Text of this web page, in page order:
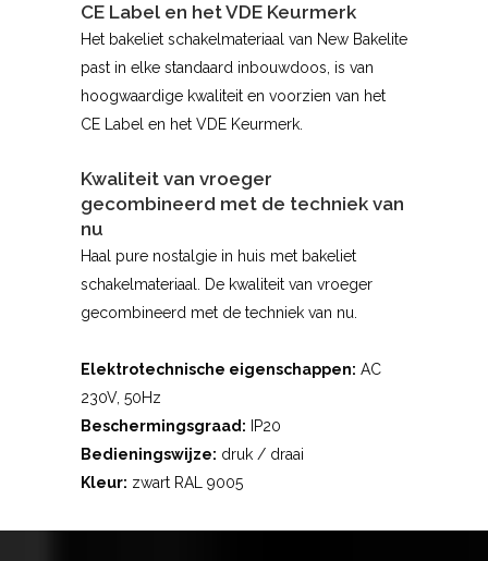
CE Label en het VDE Keurmerk
Het bakeliet schakelmateriaal van New Bakelite
past in elke standaard inbouwdoos, is van
hoogwaardige kwaliteit en voorzien van het
CE Label en het VDE Keurmerk.
Kwaliteit van vroeger
gecombineerd met de techniek van
nu
Haal pure nostalgie in huis met bakeliet
schakelmateriaal. De kwaliteit van vroeger
gecombineerd met de techniek van nu.
Elektrotechnische eigenschappen: AC
230V, 50Hz
Beschermingsgraad: IP20
Bedieningswijze: druk / draai
Kleur: zwart RAL 9005